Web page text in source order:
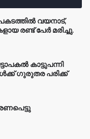
വയനാട്,
രണ്ട് പേർ മരിച്ചു.
കാട്ടുപന്നി
ഗുരുതര പരിക്ക്